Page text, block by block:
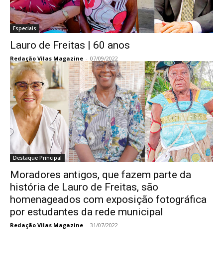
Especiais
Lauro de Freitas | 60 anos
Redação Vilas Magazine - 07/09/2022
Destaque Principal
Moradores antigos, que fazem parte da
história de Lauro de Freitas, são
homenageados com exposição fotográfica
por estudantes da rede municipal
Redação Vilas Magazine - 31/07/2022